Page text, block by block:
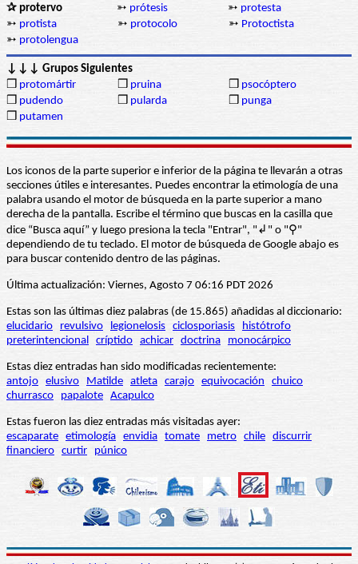
✰ protervo
➳ prótesis ➳ protesta
➳ protista ➳ protocolo ➳ Protoctista
➳ protolengua
↓↓↓ Grupos Siguientes
❒ protomártir ❒ pruina ❒ psocóptero
❒ pudendo ❒ pularda ❒ punga
❒ putamen
Los iconos de la parte superior e inferior de la página te llevarán a otras
secciones útiles e interesantes. Puedes encontrar la etimología de una
palabra usando el motor de búsqueda en la parte superior a mano
derecha de la pantalla. Escribe el término que buscas en la casilla que
dice “Busca aquí” y luego presiona la tecla "Entrar", "↲" o "⚲"
dependiendo de tu teclado. El motor de búsqueda de Google abajo es
para buscar contenido dentro de las páginas.
Última actualización: Viernes, Agosto 7 06:16 PDT 2026
Estas son las últimas diez palabras (de 15.865) añadidas al diccionario:
elucidario
revulsivo legionelosis ciclosporiasis
histótrofo
preterintencional críptido achicar doctrina monocárpico
Estas diez entradas han sido modificadas recientemente:
antojo elusivo Matilde atleta carajo equivocación
chuico
churrasco
papalote Acapulco
Estas fueron las diez entradas más visitadas ayer:
escaparate etimología envidia tomate metro chile discurrir
financiero curtir púnico